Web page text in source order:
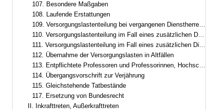
107. Besondere Maßgaben
108. Laufende Erstattungen
109. Versorgungslastenteilung bei vergangenen Dienstherrenwechseln ohne laufende Erstattung
110. Versorgungslastenteilung im Fall eines zusätzlichen Dienstherrenwechsels nach Art. 95
111. Versorgungslastenteilung im Fall eines zusätzlichen Dienstherrenwechsels nach dem Versorgungslastenteilungs-Staatsvertrag
112. Übernahme der Versorgungslasten in Altfällen
113. Entpflichtete Professoren und Professorinnen, Hochschulleistungsbezüge
114. Übergangsvorschrift zur Verjährung
115. Gleichstehende Tatbestände
117. Ersetzung von Bundesrecht
II. Inkrafttreten, Außerkrafttreten